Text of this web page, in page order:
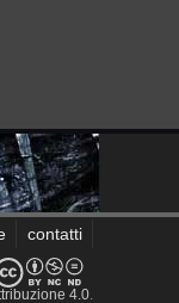
contatti
4.0.